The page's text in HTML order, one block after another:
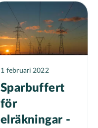
1 februari 2022
Sparbuffert
för
elräkningar -